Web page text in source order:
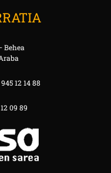
Behea
12 14 88
09 89